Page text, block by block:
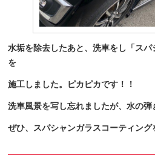
水垢を除去したあと、洗車をし「スパ
を
施工しました。ピカピカです！！
洗車風景を写し忘れましたが、水の弾
ぜひ、スパシャンガラスコーティング